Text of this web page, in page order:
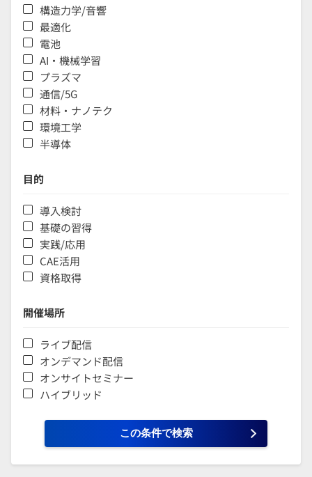
構造力学/音響
最適化
電池
AI・機械学習
プラズマ
通信/5G
材料・ナノテク
環境工学
半導体
目的
導入検討
基礎の習得
実践/応用
CAE活用
資格取得
開催場所
ライブ配信
オンデマンド配信
オンサイトセミナー
ハイブリッド